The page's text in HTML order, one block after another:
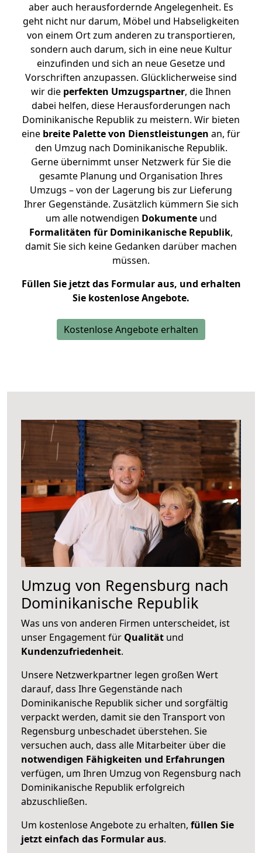
aber auch herausfordernde Angelegenheit. Es
geht nicht nur darum, Möbel und Habseligkeiten
von einem Ort zum anderen zu transportieren,
sondern auch darum, sich in eine neue Kultur
einzufinden und sich an neue Gesetze und
Vorschriften anzupassen. Glücklicherweise sind
wir die perfekten Umzugspartner, die Ihnen
dabei helfen, diese Herausforderungen nach
Dominikanische Republik zu meistern. Wir bieten
eine breite Palette von Dienstleistungen an, für
den Umzug nach Dominikanische Republik.
Gerne übernimmt unser Netzwerk für Sie die
gesamte Planung und Organisation Ihres
Umzugs – von der Lagerung bis zur Lieferung
Ihrer Gegenstände. Zusätzlich kümmern Sie sich
um alle notwendigen Dokumenteund
Formalitäten für Dominikanische Republik,
damit Sie sich keine Gedanken darüber machen
müssen.
Füllen Sie jetzt das Formular aus, und erhalten
Sie kostenlose Angebote.
Kostenlose Angebote erhalten
Umzug von Regensburg nach
Dominikanische Republik
Was uns von anderen Firmen unterscheidet, ist
unser Engagement für Qualität und
Kundenzufriedenheit.
Unsere Netzwerkpartner legen großen Wert
darauf, dass Ihre Gegenstände nach
Dominikanische Republik sicher und sorgfältig
verpackt werden, damit sie den Transport von
Regensburg unbeschadet überstehen. Sie
versuchen auch, dass alle Mitarbeiter über die
notwendigen Fähigkeiten und Erfahrungen
verfügen, um Ihren Umzug von Regensburg nach
Dominikanische Republik erfolgreich
abzuschließen.
Um kostenlose Angebote zu erhalten, füllen Sie
jetzt einfach das Formular aus.